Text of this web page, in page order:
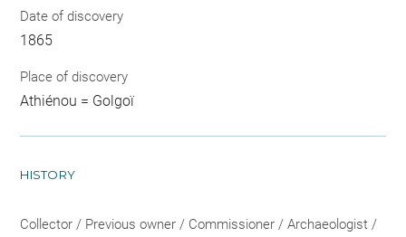
Date of discovery
1865
Place of discovery
Athiénou = Golgoï
HISTORY
Collector / Previous owner / Commissioner / Archaeologist /